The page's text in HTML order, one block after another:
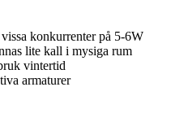
konkurrenter på 5-6W
lite kall i mysiga rum
vintertid
armaturer